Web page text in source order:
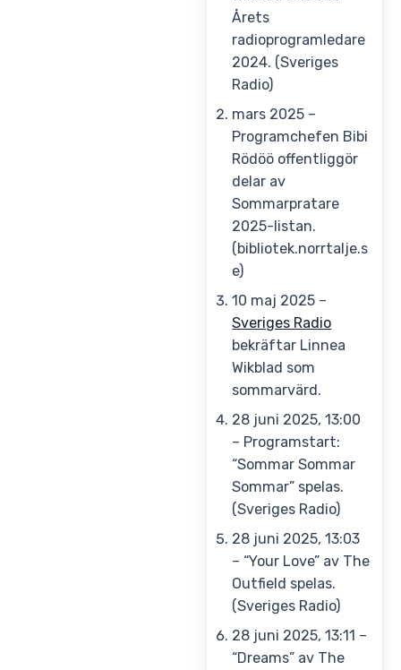
Årets
radioprogramledare
2024. (Sveriges
Radio)
mars 2025 –
Programchefen Bibi
Rödöö offentliggör
delar av
Sommarpratare
2025-listan.
(bibliotek.norrtalje.s
e)
10 maj 2025 –
Sveriges Radio
bekräftar Linnea
Wikblad som
sommarvärd.
28 juni 2025, 13:00
– Programstart:
“Sommar Sommar
Sommar” spelas.
(Sveriges Radio)
28 juni 2025, 13:03
– “Your Love” av The
Outfield spelas.
(Sveriges Radio)
28 juni 2025, 13:11 –
“Dreams” av The